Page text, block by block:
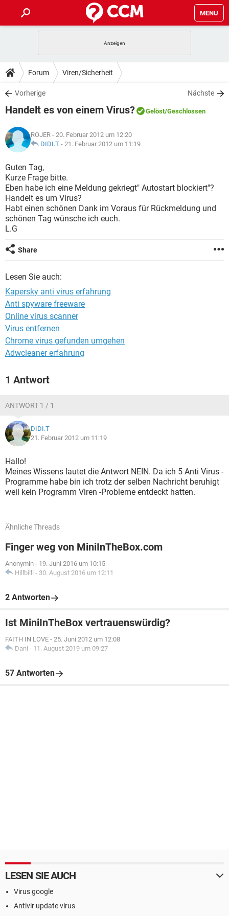
MENU
ANDROID
WINDOWS 10
WHATSAPP TIKTOK
FACEBOOK
TIPPS & TRICKS
SPIELE
WHATSAPP TIKTOK
FACEBOOK
DOWNLOADS
SPIELE STREAMING
ANDROID
WINDOWS 10 INSTAGRAM
WHATSAPP
FACEBOOK
SPIELE STREAMING
ANDROID
WINDOWS 10
WHATSAPP TIKTOK
FACEBOOK HARDWARE
LEXIKON
SPIELE
ANDROID
WINDOWS 10
WHATSAPP
FACEBOOK
Forum Viren/Sicherheit
Vorherige Nächste
Handelt es von einem Virus? Gelöst/Geschlossen
ROJER - 20. Februar 2012 um 12:20
DIDI.T - 21. Februar 2012 um 11:19
Guten Tag,
Kurze Frage bitte.
Eben habe ich eine Meldung gekriegt" Autostart blockiert"?
Handelt es um Virus?
Habt einen schönen Dank im Voraus für Rückmeldung und
schönen Tag wünsche ich euch.
L.G
Share
Lesen Sie auch:
Kapersky anti virus erfahrung
Anti spyware freeware
Online virus scanner
Virus entfernen
Chrome virus gefunden umgehen
Adwcleaner erfahrung
1 Antwort
ANTWORT 1 / 1
DIDI.T
21. Februar 2012 um 11:19
Hallo!
Meines Wissens lautet die Antwort NEIN. Da ich 5 Anti Virus -
Programme habe bin ich trotz der selben Nachricht beruhigt
weil kein Programm Viren -Probleme entdeckt hatten.
Ähnliche Threads
Finger weg von MiniInTheBox.com
Anonymin - 19. Juni 2016 um 10:15
Hillbilli - 30. August 2016 um 12:11
2 Antworten
Ist MiniInTheBox vertrauenswürdig?
FAITH IN LOVE - 25. Juni 2012 um 12:08
Dani - 11. August 2019 um 09:27
57 Antworten
LESEN SIE AUCH
Virus google
Antivir update virus